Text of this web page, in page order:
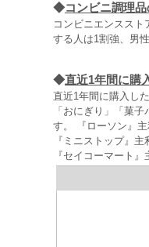
◆コンビニ調理
コンビニエンスス
する人は1割強、男
◆直近1年間に購
直近1年間に購入し
「おにぎり」「菓
す。 『ローソン』
『ミニストップ』
『セイコーマート